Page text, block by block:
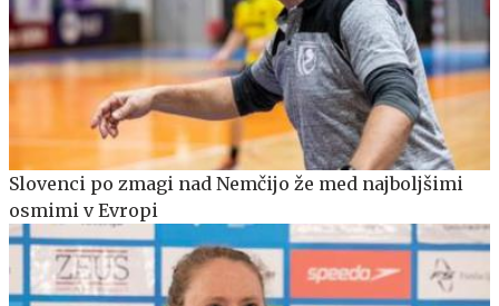
Slovenci po zmagi nad Nemčijo že med najboljšimi
osmimi v Evropi